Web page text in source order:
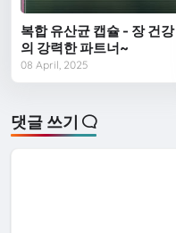
복합 유산균 캡슐 - 장 건강
의 강력한 파트너~
08 April, 2025
댓글 쓰기